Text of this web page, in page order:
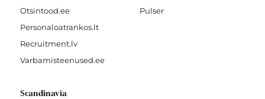
Otsintood.ee
Personaloatrankos.lt
Recruitment.lv
Varbamisteenused.ee
Pulser
Scandinavia